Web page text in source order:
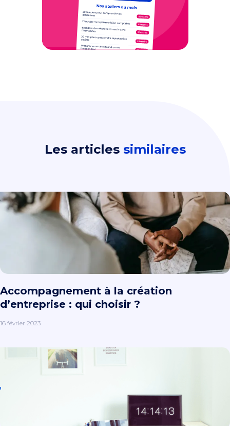
Les articles similaires
Accompagnement à la création
d’entreprise : qui choisir ?
16 février 2023